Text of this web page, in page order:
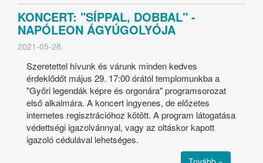
KONCERT: "SÍPPAL, DOBBAL" -
NAPÓLEON ÁGYÚGOLYÓJA
2021-05-28
Szeretettel hívunk és várunk minden kedves
érdeklődőt május 29. 17:00 órától templomunkba a
"Győri legendák képre és orgonára" programsorozat
első alkalmára. A koncert ingyenes, de előzetes
internetes regisztrációhoz kötött. A program látogatása
védettségi igazolvánnyal, vagy az oltáskor kapott
igazoló cédulával lehetséges.